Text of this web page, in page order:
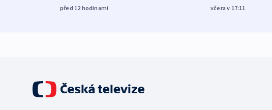
před 12 hodinami včera v 17:11